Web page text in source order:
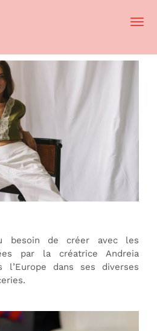
besoin de créer avec les
par la créatrice Andreia
l’Europe dans ses diverses